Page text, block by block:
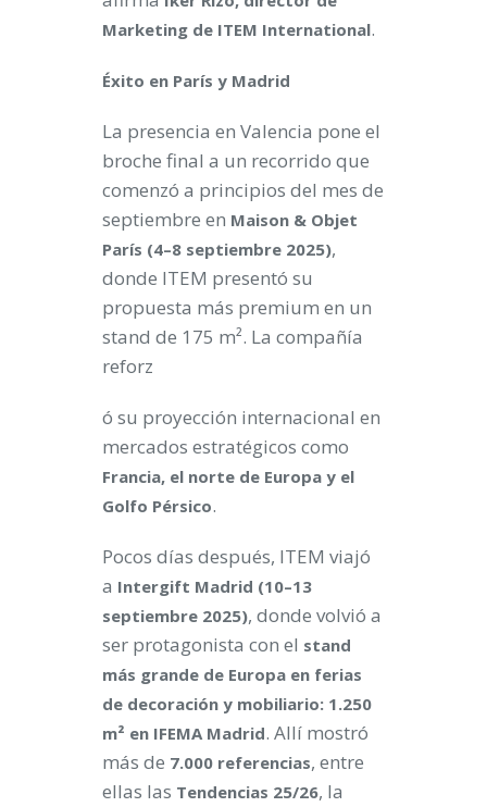
Marketing de ITEM International.
Éxito en París y Madrid
La presencia en Valencia pone el
broche final a un recorrido que
comenzó a principios del mes de
septiembre en Maison & Objet
París (4–8 septiembre 2025),
donde ITEM presentó su
propuesta más premium en un
stand de 175 m². La compañía
reforz
ó su proyección internacional en
mercados estratégicos como
Francia, el norte de Europa y el
Golfo Pérsico.
Pocos días después, ITEM viajó
a Intergift Madrid (10–13
septiembre 2025), donde volvió a
ser protagonista con el stand
más grande de Europa en ferias
de decoración y mobiliario: 1.250
m² en IFEMA Madrid. Allí mostró
más de 7.000 referencias, entre
ellas las Tendencias 25/26, la